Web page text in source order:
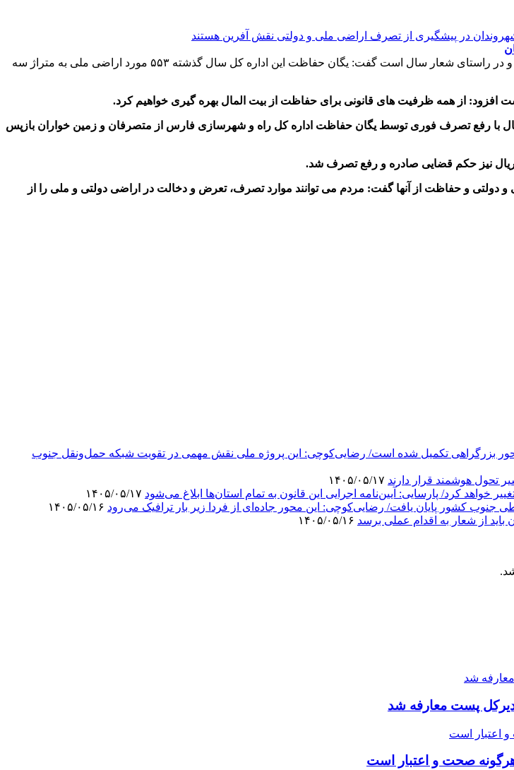
مدیر کل راه و شهرسازی فارس با اشاره به اینکه حفاظت از اراضی دولت نگهداشت بیت المال و در راستای شعار سال است گفت: یگان حفاظت این اداره کل سال گذشته ۵۵۳ مورد اراضی ملی به متراژ سه
افزود: از همه ظرفیت های قانونی برای حفاظت از بیت المال بهره گیری خواهیم کرد.
ریال با رفع تصرف فوری توسط یگان حفاظت اداره کل راه و شهرسازی فارس از متصرفان و زمین خواران بازپس
ریال نیز حکم قضایی صادره و رفع تصرف شد.
و حفاظت از آنها گفت: مردم می توانند موارد تصرف، تعرض و دخالت در اراضی دولتی و ملی را از
لار-بندرعباس به بهره‌برداری رسید/ عبدالهی: حدود ۸۰ درصد این محور بزرگراهی تکمیل شده است/ رضایی‌کوچی: این پروژه ملی نقش مهمی در تقویت شبکه حمل‌ونقل جنوب
هوشمند قرار دارند
کرد/ پارسایی: آیین‌نامه اجرایی این قانون به تمام استان‌ها ابلاغ می‌‌شود
از شعار به اقدام عملی برسد
پست معارفه شد
هرگونه صحت و اعتبار است